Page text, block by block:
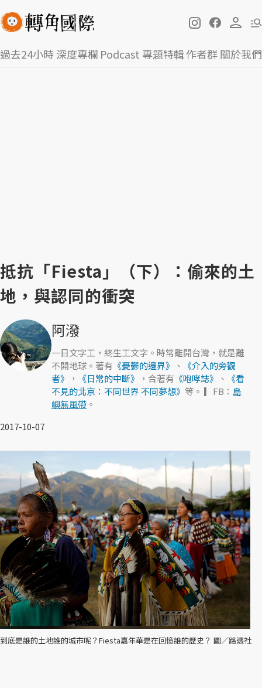
過去24小時深度專欄 Podcast 專題特輯作者群關於我們
抵抗「Fiesta」（下）：偷來的土
地，與認同的衝突
阿潑
一日文字工，終生工文字。時常離開台灣，就是離
不開地球。著有 《憂鬱的邊界》 、
《介入的旁觀
者》
， 《日常的中斷》 ，合著有 《咆哮誌》 、
《看
不見的北京：不同世界 不同夢想》 等。 ▎FB： 島
嶼無風帶 。
2017-10-07
到底是誰的土地誰的城市呢？Fiesta嘉年華是在回憶誰的歷史？ 圖／路透社